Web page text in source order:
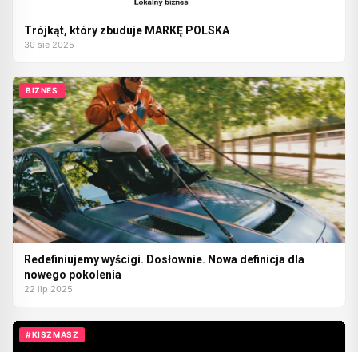
Trójkąt, który zbuduje MARKĘ POLSKA
30 sie 2025
BIZNES
Redefiniujemy wyścigi. Dosłownie. Nowa definicja dla
nowego pokolenia
22 lip 2025
#KISZMASZ